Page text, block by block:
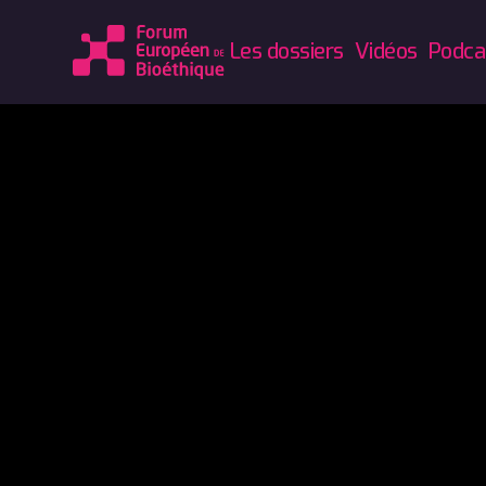
Les dossiers Vidéos